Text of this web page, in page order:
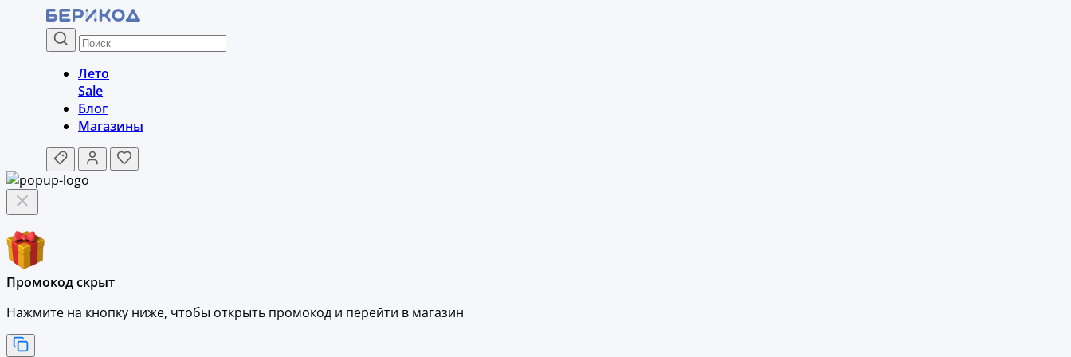
Лето
Sale
Блог
Магазины
Промокод скрыт
Нажмите на кнопку ниже, чтобы открыть промокод и перейти в магазин